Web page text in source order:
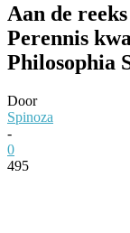
Aan de
Perennis
Philosophia
Door
Spinoza
-
0
495